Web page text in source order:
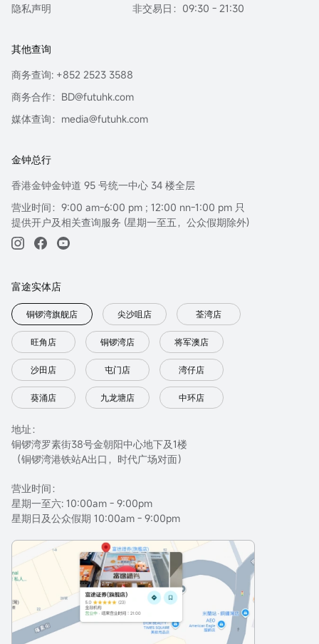
隐私声明
非交易日：09:30 - 21:30
其他查询
商务查询: +852 2523 3588
商务合作：BD@futuhk.com
媒体查询：media@futuhk.com
金钟总行
香港金钟金钟道 95 号统一中心 34 楼全层
营业时间：9:00 am-6:00 pm ; 12:00 nn-1:00 pm 只
提供开户及相关查询服务 (星期一至五，公众假期除外)
富途实体店
铜锣湾旗舰店 尖沙咀店 荃湾店
旺角店 铜锣湾店 将军澳店
沙田店 屯门店 湾仔店
葵涌店 九龙塘店 中环店
地址：
铜锣湾罗素街38号金朝阳中心地下及1楼
（铜锣湾港铁站A出口，时代广场对面）
营业时间：
星期一至六: 10:00am - 9:00pm
星期日及公众假期 10:00am - 9:00pm